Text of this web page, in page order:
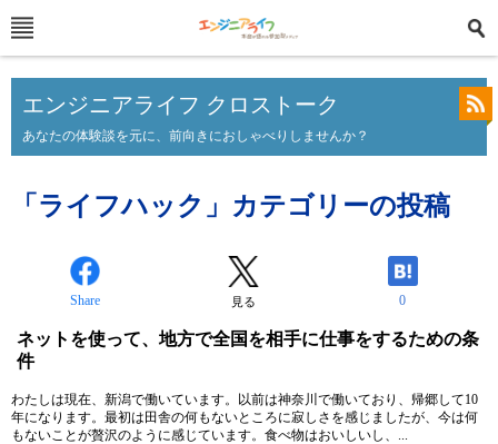
エンジニアライフ クロストーク
あなたの体験談を元に、前向きにおしゃべりしませんか？
「ライフハック」カテゴリーの投稿
Share 見る 0
ネットを使って、地方で全国を相手に仕事をするための条
件
わたしは現在、新潟で働いています。以前は神奈川で働いており、帰郷して10
年になります。最初は田舎の何もないところに寂しさを感じましたが、今は何
もないことが贅沢のように感じています。食べ物はおいしいし、...